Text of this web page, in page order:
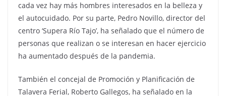
cada vez hay más hombres interesados en la belleza y
el autocuidado. Por su parte, Pedro Novillo, director del
centro ‘Supera Río Tajo’, ha señalado que el número de
personas que realizan o se interesan en hacer ejercicio
ha aumentado después de la pandemia.
También el concejal de Promoción y Planificación de
Talavera Ferial, Roberto Gallegos, ha señalado en la